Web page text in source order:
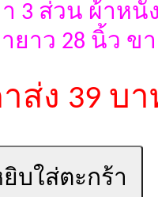
า 3 ส่วน ผ้าหนั
ยาว 28 นิ้ว ข
ส่ง 39 บ